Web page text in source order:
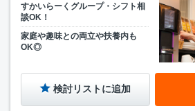
すかいらーくグループ・シフト相
談OK！
家庭や趣味との両立や扶養内も
OK◎
検討リストに追加